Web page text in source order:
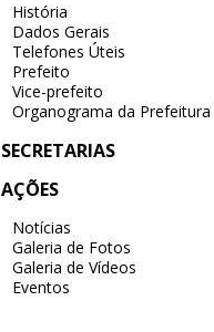
História
Dados Gerais
Telefones Úteis
Prefeito
Vice-prefeito
Organograma da Prefeitura
SECRETARIAS
AÇÕES
Notícias
Galeria de Fotos
Galeria de Vídeos
Eventos